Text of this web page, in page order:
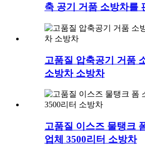
축 공기 거품 소방차를
고품질 압축공기 거품
소방차 소방차
고품질 이스즈 물탱크
업체 3500리터 소방차